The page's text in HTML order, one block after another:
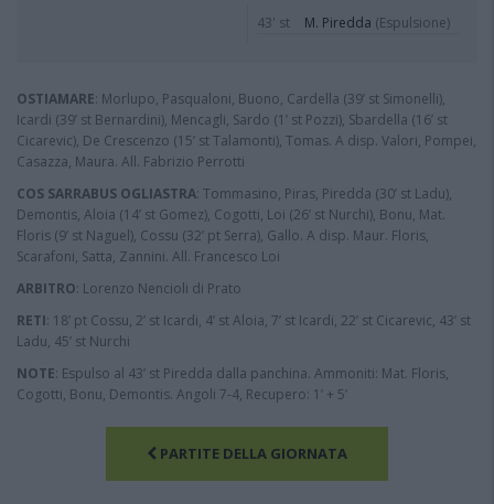
43' st M. Piredda (Espulsione)
OSTIAMARE: Morlupo, Pasqualoni, Buono, Cardella (39’ st Simonelli),
Icardi (39’ st Bernardini), Mencagli, Sardo (1’ st Pozzi), Sbardella (16’ st
Cicarevic), De Crescenzo (15’ st Talamonti), Tomas. A disp. Valori, Pompei,
Casazza, Maura. All. Fabrizio Perrotti
COS SARRABUS OGLIASTRA: Tommasino, Piras, Piredda (30’ st Ladu),
Demontis, Aloia (14’ st Gomez), Cogotti, Loi (26’ st Nurchi), Bonu, Mat.
Floris (9’ st Naguel), Cossu (32’ pt Serra), Gallo. A disp. Maur. Floris,
Scarafoni, Satta, Zannini. All. Francesco Loi
ARBITRO: Lorenzo Nencioli di Prato
RETI: 18’ pt Cossu, 2’ st Icardi, 4’ st Aloia, 7’ st Icardi, 22’ st Cicarevic, 43’ st
Ladu, 45’ st Nurchi
NOTE: Espulso al 43’ st Piredda dalla panchina. Ammoniti: Mat. Floris,
Cogotti, Bonu, Demontis. Angoli 7-4, Recupero: 1’ + 5’
PARTITE DELLA GIORNATA